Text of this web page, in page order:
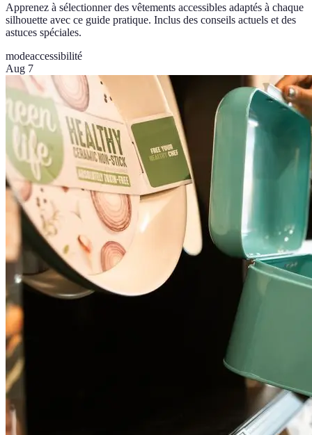
Apprenez à sélectionner des vêtements accessibles adaptés à chaque
silhouette avec ce guide pratique. Inclus des conseils actuels et des
astuces spéciales.
modeaccessibilité
Aug 7